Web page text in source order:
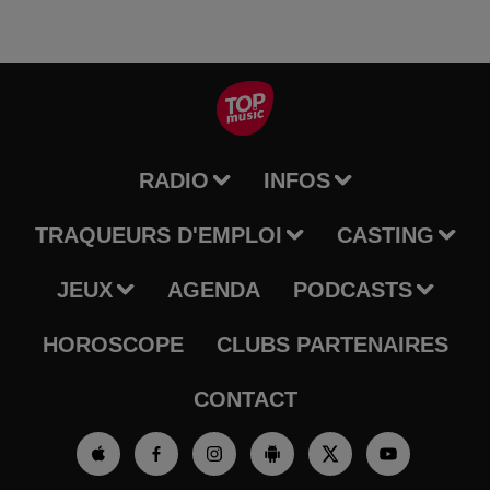
RADIO INFOS
TRAQUEURS D'EMPLOI CASTING
JEUX AGENDA PODCASTS
HOROSCOPE CLUBS PARTENAIRES
CONTACT